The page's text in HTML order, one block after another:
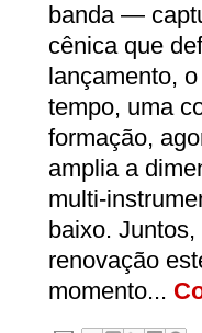
banda —
cênica que
lançamento,
tempo, uma
formação,
amplia a
multi-
baixo.
renovação
momento...